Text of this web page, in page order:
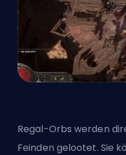
Regal-Orbs werden
Feinden gelootet. Sie